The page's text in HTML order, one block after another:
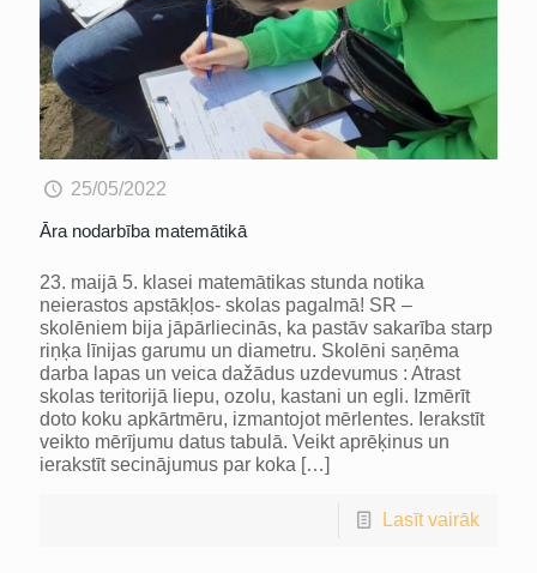
25/05/2022
Āra nodarbība matemātikā
23. maijā 5. klasei matemātikas stunda notika
neierastos apstākļos- skolas pagalmā! SR –
skolēniem bija jāpārliecinās, ka pastāv sakarība starp
riņķa līnijas garumu un diametru. Skolēni saņēma
darba lapas un veica dažādus uzdevumus : Atrast
skolas teritorijā liepu, ozolu, kastani un egli. Izmērīt
doto koku apkārtmēru, izmantojot mērlentes. Ierakstīt
veikto mērījumu datus tabulā. Veikt aprēķinus un
ierakstīt secinājumus par koka […]
Lasīt vairāk